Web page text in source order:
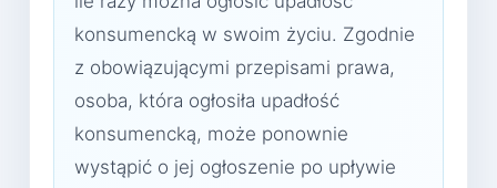
konsumencką w swoim życiu. Zgodnie
z obowiązującymi przepisami prawa,
osoba, która ogłosiła upadłość
konsumencką, może ponownie
wystąpić o jej ogłoszenie po upływie